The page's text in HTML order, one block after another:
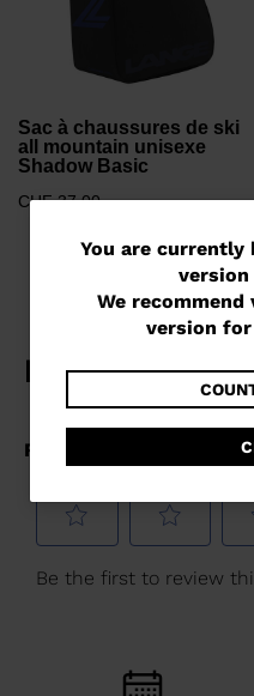
You
are
currently
website
version
for
Suisse.
We
You are
We
version for
Sac à chaussures de ski
all mountain unisexe
Shadow Basic
CHF 37,00